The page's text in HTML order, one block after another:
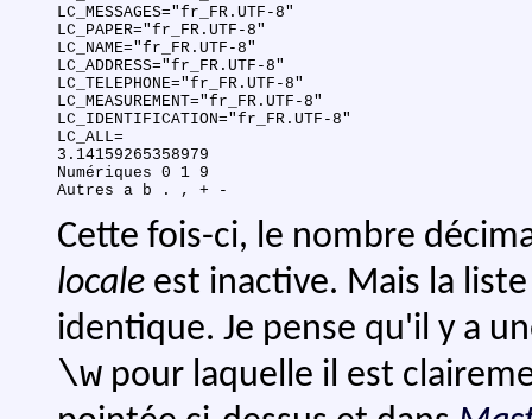
LC_MESSAGES="fr_FR.UTF-8"
LC_PAPER="fr_FR.UTF-8"
LC_NAME="fr_FR.UTF-8"
LC_ADDRESS="fr_FR.UTF-8"
LC_TELEPHONE="fr_FR.UTF-8"
LC_MEASUREMENT="fr_FR.UTF-8"
LC_IDENTIFICATION="fr_FR.UTF-8"
LC_ALL=
3.14159265358979
Numériques 0 1 9
Cette fois-ci, le nombre
locale est inactive. Mais la
identique. Je pense qu'il y a
\w pour laquelle il est